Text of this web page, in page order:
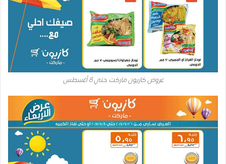
عروض كازيون ماركت حتي 8 أغسطس